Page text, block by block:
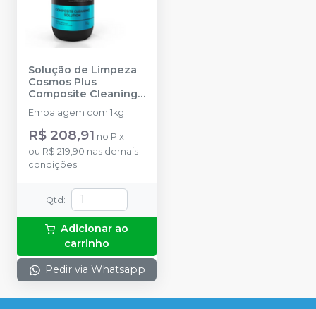
Solução de Limpeza
Cosmos Plus
Composite Cleaning
Solution
YLLER
Embalagem com 1kg
R$ 208,91 no Pix
ou R$ 219,90 nas demais
condições
Qtd:
Adicionar ao
carrinho
Pedir via Whatsapp